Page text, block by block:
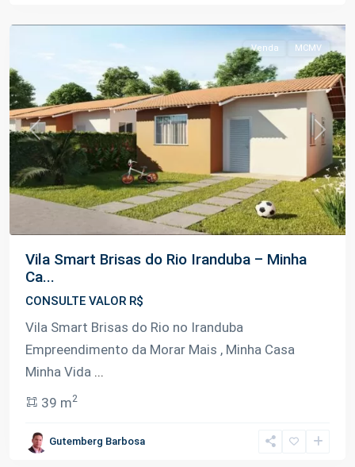
Previous Next
Venda MCMV
Vila Smart Brisas do Rio Iranduba – Minha
Ca...
CONSULTE VALOR R$
Vila Smart Brisas do Rio no Iranduba
Empreendimento da Morar Mais , Minha Casa
Minha Vida ...
39 m2
Gutemberg Barbosa
Km
Rodovia
Braga,